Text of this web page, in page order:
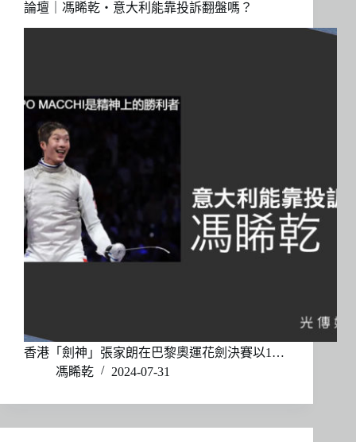
論壇｜馮睎乾・意大利能靠投訴翻盤嗎？
香港「劍神」張家朗在巴黎奧運花劍決賽以1…
馮睎乾
2024-07-31